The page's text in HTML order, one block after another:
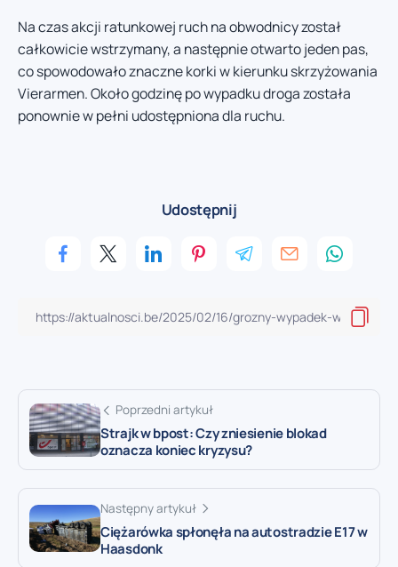
Na czas akcji ratunkowej ruch na obwodnicy został
całkowicie wstrzymany, a następnie otwarto jeden pas,
co spowodowało znaczne korki w kierunku skrzyżowania
Vierarmen. Około godzinę po wypadku droga została
ponownie w pełni udostępniona dla ruchu.
Udostępnij
Poprzedni artykuł
Strajk w bpost: Czy zniesienie blokad
oznacza koniec kryzysu?
Następny artykuł
Ciężarówka spłonęła na autostradzie E17 w
Haasdonk